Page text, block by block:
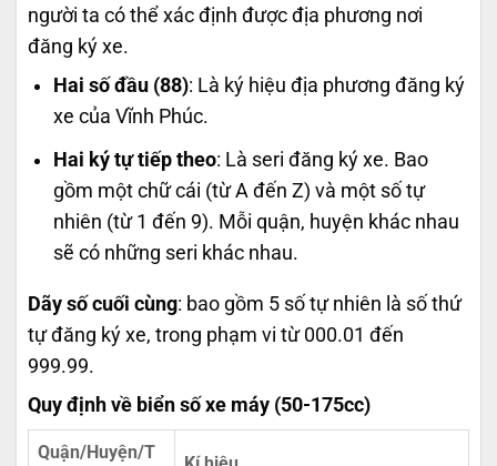
người ta có thể xác định được địa phương nơi
đăng ký xe.
Hai số đầu (88): Là ký hiệu địa phương đăng ký
xe của Vĩnh Phúc.
Hai ký tự tiếp theo: Là seri đăng ký xe. Bao
gồm một chữ cái (từ A đến Z) và một số tự
nhiên (từ 1 đến 9). Mỗi quận, huyện khác nhau
sẽ có những seri khác nhau.
Dãy số cuối cùng: bao gồm 5 số tự nhiên là số thứ
tự đăng ký xe, trong phạm vi từ 000.01 đến
999.99.
Quy định về biển số xe máy (50-175cc)
Quận/Huyện/T